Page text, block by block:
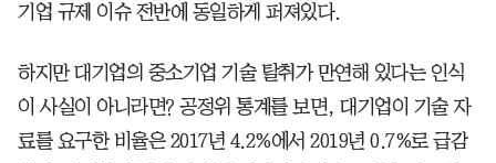
기업 규제 이슈 전반에 동일하게 퍼져있다.
하지만 대기업의 중소기업 기술 탈취가 만연해 있다는 인식
이 사실이 아니라면? 공정위 통계를 보면, 대기업이 기술 자
료를 요구한 비율은 2017년 4.2%에서 2019년 0.7%로 급감